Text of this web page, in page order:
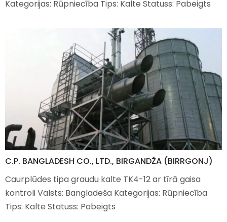
Kategorijas: Rūpniecība Tips: Kalte Statuss: Pabeigts
C.P. BANGLADESH CO., LTD., BIRGANDŽA (BIRRGONJ)
Caurplūdes tipa graudu kalte TK4-12 ar tīrā gaisa
kontroli Valsts: Bangladeša Kategorijas: Rūpniecība
Tips: Kalte Statuss: Pabeigts